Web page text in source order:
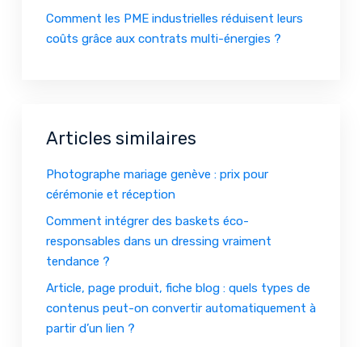
Comment les PME industrielles réduisent leurs
coûts grâce aux contrats multi-énergies ?
Articles similaires
Photographe mariage genève : prix pour
cérémonie et réception
Comment intégrer des baskets éco-
responsables dans un dressing vraiment
tendance ?
Article, page produit, fiche blog : quels types de
contenus peut-on convertir automatiquement à
partir d’un lien ?